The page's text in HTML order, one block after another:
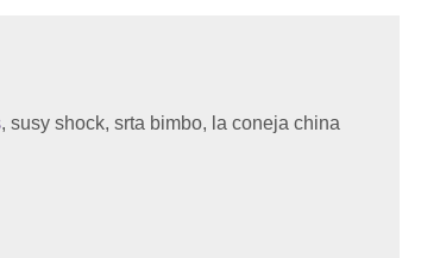
, susy shock, srta bimbo, la coneja china